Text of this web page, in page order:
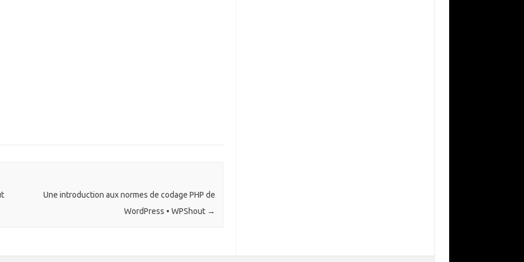
Une introduction aux normes de codage PHP de
WordPress • WPShout →